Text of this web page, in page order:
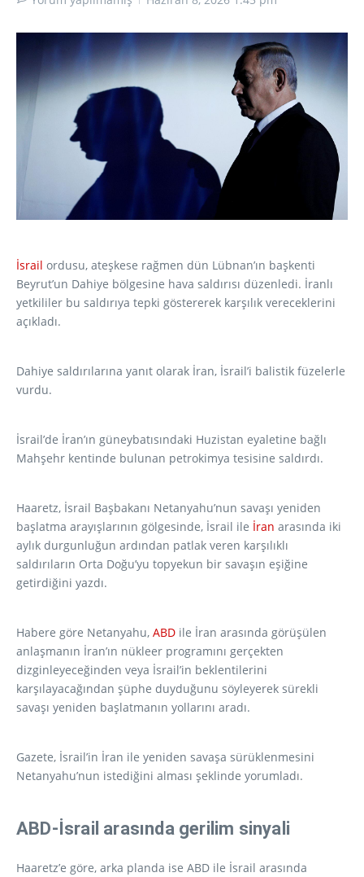
İsrail ordusu, ateşkese rağmen dün Lübnan’ın başkenti
Beyrut’un Dahiye bölgesine hava saldırısı düzenledi. İranlı
yetkililer bu saldırıya tepki göstererek karşılık vereceklerini
açıkladı.
Dahiye saldırılarına yanıt olarak İran, İsrail’i balistik füzelerle
vurdu.
İsrail’de İran’ın güneybatısındaki Huzistan eyaletine bağlı
Mahşehr kentinde bulunan petrokimya tesisine saldırdı.
Haaretz, İsrail Başbakanı Netanyahu’nun savaşı yeniden
başlatma arayışlarının gölgesinde, İsrail ile İran arasında iki
aylık durgunluğun ardından patlak veren karşılıklı
saldırıların Orta Doğu’yu topyekun bir savaşın eşiğine
getirdiğini yazdı.
Habere göre Netanyahu, ABD ile İran arasında görüşülen
anlaşmanın İran’ın nükleer programını gerçekten
dizginleyeceğinden veya İsrail’in beklentilerini
karşılayacağından şüphe duyduğunu söyleyerek sürekli
savaşı yeniden başlatmanın yollarını aradı.
Gazete, İsrail’in İran ile yeniden savaşa sürüklenmesini
Netanyahu’nun istediğini alması şeklinde yorumladı.
ABD-İsrail arasında gerilim sinyali
Haaretz’e göre, arka planda ise ABD ile İsrail arasında